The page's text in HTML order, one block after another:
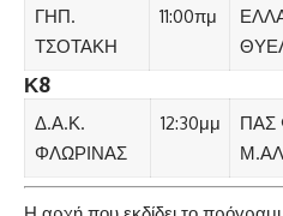
ΓΗΠ.
ΤΣΟΤΑΚΗ
11:00πμ
Κ8
Δ.Α.Κ.
ΦΛΩΡΙΝΑΣ
12:30μμ
ΠΑΣ